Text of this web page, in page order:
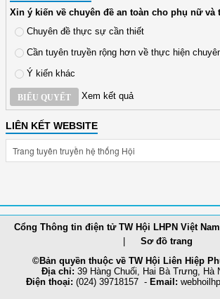
Xin ý kiến về chuyên đề an toàn cho phụ nữ và
Chuyên đề thực sự cần thiết
Cần tuyên truyền rộng hơn về thực hiện
Ý kiến khác
BIỂU QUYẾT Xem kết quả
LIÊN KẾT WEBSITE
Cổng Thông tin điện tử TW Hội LHPN Việt Nam
Sơ đồ trang
©Bản quyền thuộc về TW Hội Liên Hiệp
Địa chỉ: 39 Hàng Chuối, Hai Bà Trưng, Hà
Điện thoại: (024) 39718157 - Email: webhoilh